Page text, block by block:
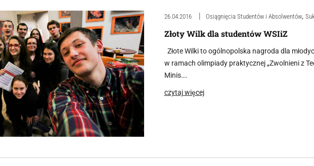
26.04.2016 Osiągnięcia Studentów i Absolwentów,
Złoty Wilk dla studentów WSIiZ
Złote Wilki to ogólnopolska nagroda dla
w ramach olimpiady praktycznej „Zwolnieni z
Minis….
czytaj więcej